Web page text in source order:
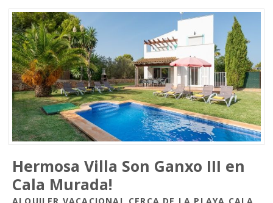
Hermosa Villa Son Ganxo III en
Cala Murada!